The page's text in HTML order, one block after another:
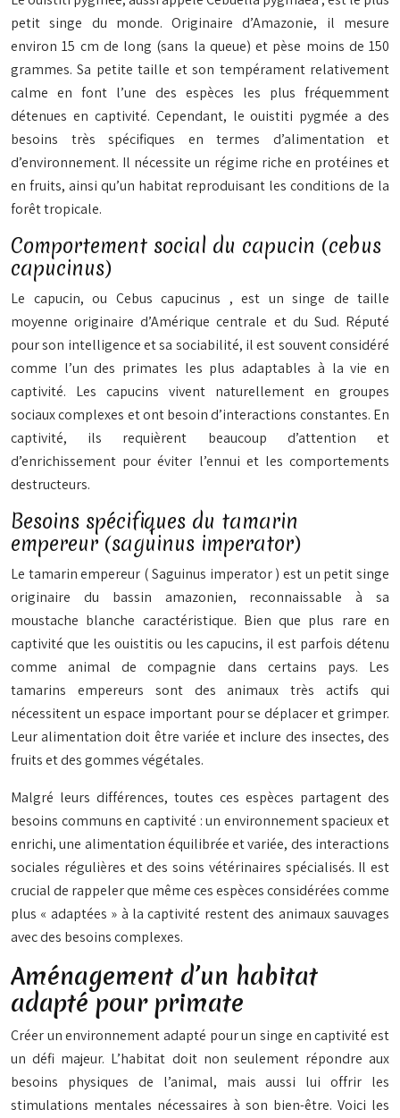
petit singe du monde. Originaire d’Amazonie, il mesure
environ 15 cm de long (sans la queue) et pèse moins de 150
grammes. Sa petite taille et son tempérament relativement
calme en font l’une des espèces les plus fréquemment
détenues en captivité. Cependant, le ouistiti pygmée a des
besoins très spécifiques en termes d’alimentation et
d’environnement. Il nécessite un régime riche en protéines et
en fruits, ainsi qu’un habitat reproduisant les conditions de la
forêt tropicale.
Comportement social du capucin (cebus
capucinus)
Le capucin, ou Cebus capucinus , est un singe de taille
moyenne originaire d’Amérique centrale et du Sud. Réputé
pour son intelligence et sa sociabilité, il est souvent considéré
comme l’un des primates les plus adaptables à la vie en
captivité. Les capucins vivent naturellement en groupes
sociaux complexes et ont besoin d’interactions constantes. En
captivité, ils requièrent beaucoup d’attention et
d’enrichissement pour éviter l’ennui et les comportements
destructeurs.
Besoins spécifiques du tamarin
empereur (saguinus imperator)
Le tamarin empereur (Saguinus imperator) est un petit singe
originaire du bassin amazonien, reconnaissable à sa
moustache blanche caractéristique. Bien que plus rare en
captivité que les ouistitis ou les capucins, il est parfois détenu
comme animal de compagnie dans certains pays. Les
tamarins empereurs sont des animaux très actifs qui
nécessitent un espace important pour se déplacer et grimper.
Leur alimentation doit être variée et inclure des insectes, des
fruits et des gommes végétales.
Malgré leurs différences, toutes ces espèces partagent des
besoins communs en captivité : un environnement spacieux et
enrichi, une alimentation équilibrée et variée, des interactions
sociales régulières et des soins vétérinaires spécialisés. Il est
crucial de rappeler que même ces espèces considérées comme
plus « adaptées » à la captivité restent des animaux sauvages
avec des besoins complexes.
Aménagement d’un habitat
adapté pour primate
Créer un environnement adapté pour un singe en captivité est
un défi majeur. L’habitat doit non seulement répondre aux
besoins physiques de l’animal, mais aussi lui offrir les
stimulations mentales nécessaires à son bien-être. Voici les